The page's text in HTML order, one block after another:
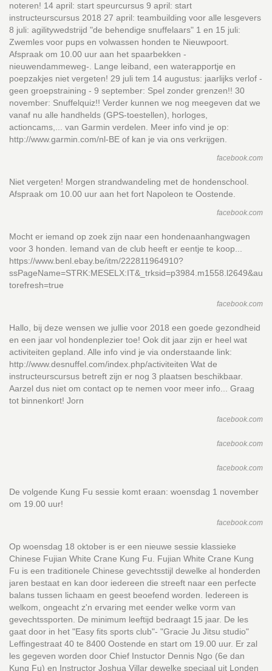
noteren! 14 april: start speurcursus 9 april: start
instructeurscursus 2018 27 april: teambuilding voor alle lesgevers
8 juli: agilitywedstrijd "de behendige snuffelaars" 1 en 15 juli:
Zwemles voor pups en volwassen honden te Nieuwpoort.
Afspraak om 10.00 uur aan het spaarbekken -
nieuwendammeweg-. Lange leiband, een waterapportje en
poepzakjes niet vergeten! 29 juli tem 14 augustus: jaarlijks verlof -
geen groepstraining - 9 september: Spel zonder grenzen!! 30
november: Snuffelquiz!! Verder kunnen we nog meegeven dat we
vanaf nu alle handhelds (GPS-toestellen), horloges,
actioncams,... van Garmin verdelen. Meer info vind je op:
http://www.garmin.com/nl-BE of kan je via ons verkrijgen.
facebook.com
Niet vergeten! Morgen strandwandeling met de hondenschool.
Afspraak om 10.00 uur aan het fort Napoleon te Oostende.
facebook.com
Mocht er iemand op zoek zijn naar een hondenaanhangwagen
voor 3 honden. Iemand van de club heeft er eentje te koop...
https://www.benl.ebay.be/itm/222811964910?
ssPageName=STRK:MESELX:IT&_trksid=p3984.m1558.l2649&au
torefresh=true
facebook.com
Hallo, bij deze wensen we jullie voor 2018 een goede gezondheid
en een jaar vol hondenplezier toe! Ook dit jaar zijn er heel wat
activiteiten gepland. Alle info vind je via onderstaande link:
http://www.desnuffel.com/index.php/activiteiten Wat de
instructeurscursus betreft zijn er nog 3 plaatsen beschikbaar.
Aarzel dus niet om contact op te nemen voor meer info... Graag
tot binnenkort! Jorn
facebook.com
facebook.com
facebook.com
De volgende Kung Fu sessie komt eraan: woensdag 1 november
om 19.00 uur!
facebook.com
Op woensdag 18 oktober is er een nieuwe sessie klassieke
Chinese Fujian White Crane Kung Fu. Fujian White Crane Kung
Fu is een traditionele Chinese gevechtsstijl dewelke al honderden
jaren bestaat en kan door iedereen die streeft naar een perfecte
balans tussen lichaam en geest beoefend worden. Iedereen is
welkom, ongeacht z'n ervaring met eender welke vorm van
gevechtssporten. De minimum leeftijd bedraagt 15 jaar. De les
gaat door in het "Easy fits sports club"- "Gracie Ju Jitsu studio"
Leffingestraat 40 te 8400 Oostende en start om 19.00 uur. Er zal
les gegeven worden door Chief Instuctor Dennis Ngo (6e dan
Kung Fu) en Instructor Joshua Villar dewelke speciaal uit Londen